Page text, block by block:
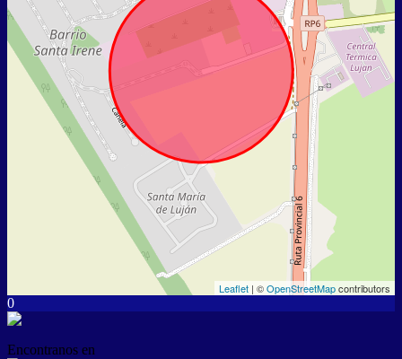
Leaflet | ©OpenStreetMapcontributors
0
Encontranos en